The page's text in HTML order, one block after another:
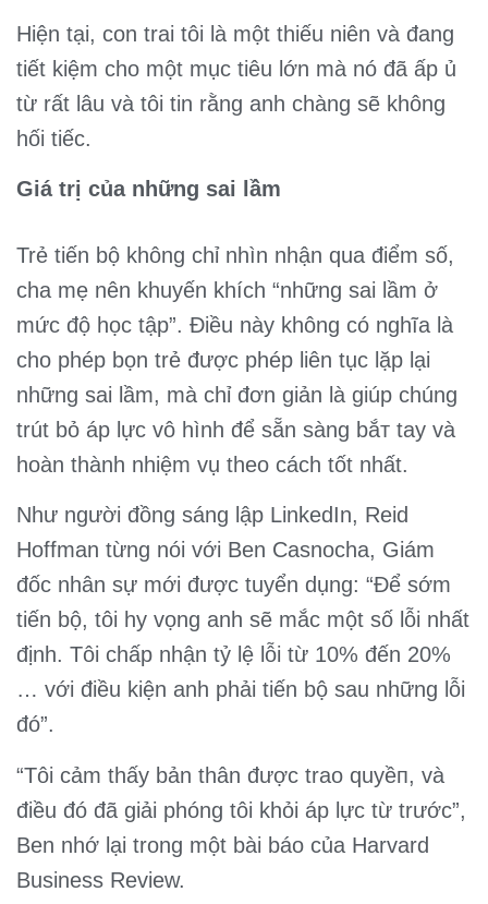
Hiện tại, con trai tôi là một thiếu niên và đang
tiết kiệm cho một mục tiêu lớn mà nó đã ấp ủ
từ rất lâu và tôi tin rằng anh chàng sẽ không
hối tiếc.
Giá trị của những sai lầm
Trẻ tiến bộ không chỉ nhìn nhận qua điểm số,
cha mẹ nên khuyến khích “những sai lầm ở
mức độ học tập”. Điều này không có nghĩa là
cho phép bọn trẻ được phép liên tục lặp lại
những sai lầm, mà chỉ đơn giản là giúp chúng
trút bỏ áp lực vô hình để sẵn sàng bắт tay và
hoàn thành nhiệm vụ theo cách tốt nhất.
Như người đồng sáng lập LinkedIn, Reid
Hoffman từng nói với Ben Casnocha, Giám
đốc nhân sự mới được tuyển dụng: “Để sớm
tiến bộ, tôi hy vọng anh sẽ mắc một số lỗi nhất
định. Tôi chấp nhận tỷ lệ lỗi từ 10% đến 20%
… với điều kiện anh phải tiến bộ sau những lỗi
đó”.
“Tôi cảm thấy bản thân được trao quyềп, và
điều đó đã giải phóng tôi khỏi áp lực từ trước”,
Ben nhớ lại trong một bài báo của Harvard
Business Review.